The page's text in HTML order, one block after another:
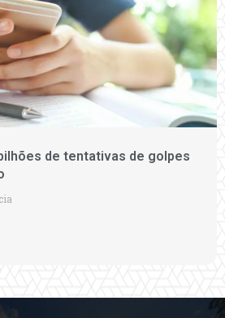
de tentativas de golpes